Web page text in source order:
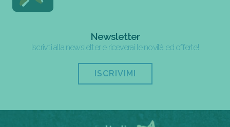
Newsletter
Iscriviti alla newsletter e riceverai le novità ed offerte!
ISCRIVIMI